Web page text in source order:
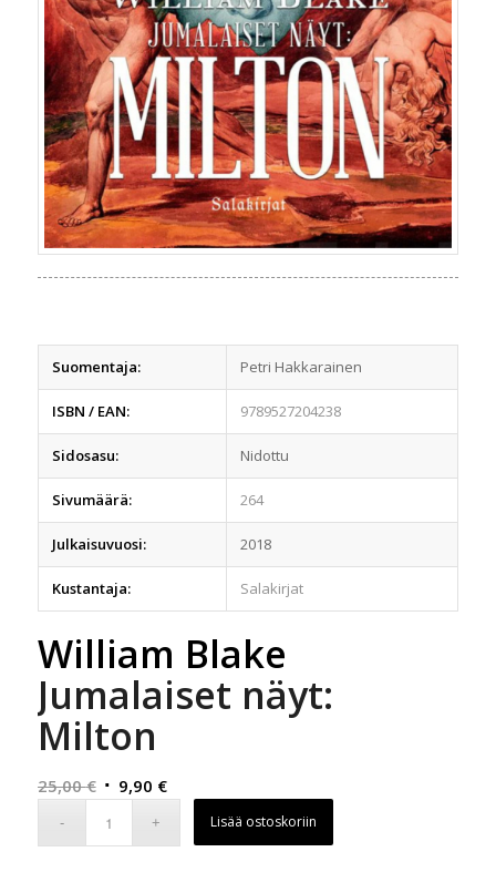
Suomentaja: Petri Hakkarainen
ISBN / EAN: 9789527204238
Sidosasu: Nidottu
Sivumäärä: 264
Julkaisuvuosi: 2018
Kustantaja: Salakirjat
William Blake
Jumalaiset näyt:
Milton
25,00€ Alkuperäinen
9,90 €Nykyinen
Lisää ostoskoriin